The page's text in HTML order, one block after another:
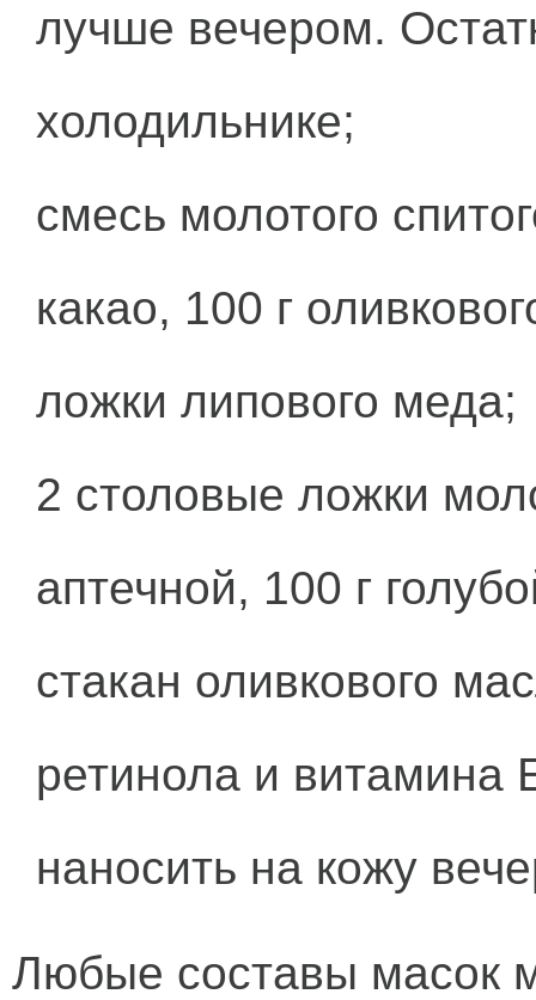
лучше вечером.
холодильнике;
смесь молотого
какао, 100 г
ложки липового меда;
2 столовые ложки
аптечной, 100 г
стакан оливкового
ретинола и
наносить на кожу
Любые составы масок